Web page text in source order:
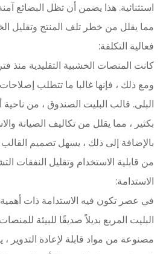
استثنائية. هذا يضمن أن تظل البضائع
مما يقلل من خطر تلف المنتج وتقليل
فعالية التكلفة:
كانت المنصات الخشبية التقليدية منذ
ومع ذلك ، فإنها غالبا ما تتطلب
البلى. قالب البليت الصندوق ، من
بكثير ، مما يقلل من تكاليف الصيانة
بالإضافة إلى ذلك ، يسهل تصميم
من قابلية الاستخدام وتقليل النفقات
الاستدامة:
في عصر تكون فيه الاستدامة ذات
البليت المربع بديلاً صديقًا للبيئة
مصنوعة من مواد قابلة لإعادة التدوير